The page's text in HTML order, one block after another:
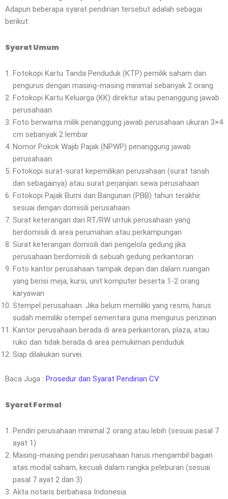
Adapun beberapa syarat pendirian tersebut adalah sebagai
berikut:
Syarat Umum
Fotokopi Kartu Tanda Penduduk (KTP) pemilik saham dan
pengurus dengan masing-masing minimal sebanyak 2 orang
Fotokopi Kartu Keluarga (KK) direktur atau penanggung jawab
perusahaan
Foto berwarna milik penanggung jawab perusahaan ukuran 3×4
cm sebanyak 2 lembar
Nomor Pokok Wajib Pajak (NPWP) penanggung jawab
perusahaan
Fotokopi surat-surat kepemilikan perusahaan (surat tanah
dan sebagainya) atau surat perjanjian sewa perusahaan
Fotokopi Pajak Bumi dan Bangunan (PBB) tahun terakhir
sesuai dengan domisili perusahaan.
Surat keterangan dari RT/RW untuk perusahaan yang
berdomisili di area perumahan atau perkampungan
Surat keterangan domisili dari pengelola gedung jika
perusahaan berdomisili di sebuah gedung perkantoran
Foto kantor perusahaan tampak depan dan dalam ruangan
yang berisi meja, kursi, unit komputer beserta 1-2 orang
karyawan
Stempel perusahaan. Jika belum memiliki yang resmi, harus
sudah memiliki stempel sementara guna mengurus perizinan
Kantor perusahaan berada di area perkantoran, plaza, atau
ruko dan tidak berada di area pemukiman penduduk
Siap dilakukan survei.
Baca Juga : Prosedur dan Syarat Pendirian CV
Syarat Formal
Pendiri perusahaan minimal 2 orang atau lebih (sesuai pasal 7
ayat 1)
Masing-masing pendiri perusahaan harus mengambil bagian
atas modal saham, kecuali dalam rangka peleburan (sesuai
pasal 7 ayat 2 dan 3)
Akta notaris berbahasa Indonesia